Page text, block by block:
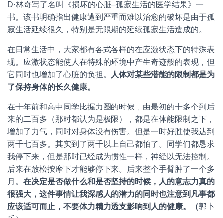
D·林奇写了名叫《损坏的心脏–孤寂生活的医学结果》一
书。该书明确指出健康遭到严重而难以治愈的破坏是由于孤
寂生活延续很久，特别是无限期的延续孤寂生活造成的。
在日常生活中，大家都有各式各样的在应激状态下的特殊表
现。应激状态能使人在特殊的环境中产生奇迹般的表现，但
它同时也增加了心脏的负担。
人体对某些潜能的限制都是为
了保持身体的长久健康。
在十年前和高中同学比握力圈的时候，由最初的十多个到后
来的二百多（那时都认为是极限），都是在体能限制之下，
增加了力气，同时对身体没有伤害。但是一时好胜使我达到
两千七百多。其实到了两千以上自己都怕了。同学们都恳求
我停下来，但是那时已经成为惯性一样，神经以无法控制。
后来在放松按摩下才能够停下来。后来整个手臂肿了一个多
月。 在决定是否做什么和是否坚持的时候，人的意志力真的
很强大，这件事情让我深感人的潜力的同时也注意到凡事都
应该适可而止，不要体力精力透支影响到人的健康。（郭卜